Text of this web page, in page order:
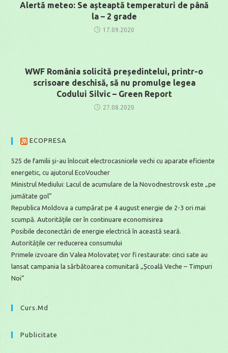
Alertă meteo: Se așteaptă temperaturi de până
la – 2 grade
17.09.2020
WWF România solicită președintelui, printr-o
scrisoare deschisă, să nu promulge legea
Codului Silvic – Green Report
27.08.2020
ECOPRESA
525 de familii și-au înlocuit electrocasnicele vechi cu aparate eficiente
energetic, cu ajutorul EcoVoucher
Ministrul Mediului: Lacul de acumulare de la Novodnestrovsk este „pe
jumătate gol”
Republica Moldova a cumpărat pe 4 august energie de 2-3 ori mai
scumpă. Autoritățile cer în continuare economisirea
Posibile deconectări de energie electrică în această seară.
Autoritățile cer reducerea consumului
Primele izvoare din Valea Molovateț vor fi restaurate: cinci sate au
lansat campania la sărbătoarea comunitară „Școală Veche – Timpuri
Noi”
Curs.md
Publicitate